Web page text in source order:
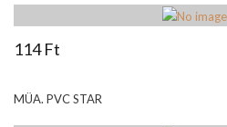
114 Ft
MÜA. PVC STAR